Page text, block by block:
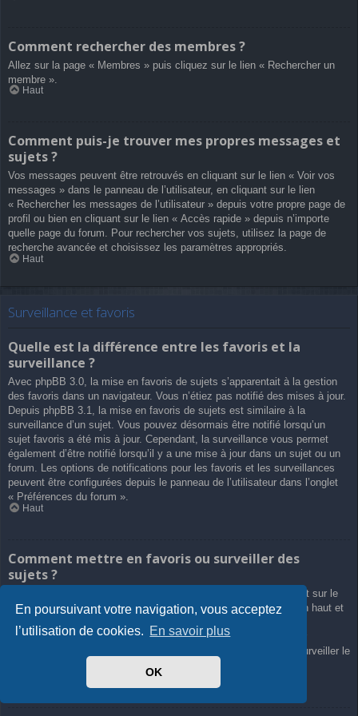
En poursuivant votre navigation, vous acceptez
l’utilisation de cookies. En savoir plus
OK
Comment rechercher des membres ?
Allez sur la page « Membres » puis cliquez sur le lien « Rechercher un
membre ».
Haut
Comment puis-je trouver mes propres messages et
sujets ?
Vos messages peuvent être retrouvés en cliquant sur le lien « Voir vos
messages » dans le panneau de l’utilisateur, en cliquant sur le lien
« Rechercher les messages de l’utilisateur » depuis votre propre page de
profil ou bien en cliquant sur le lien « Accès rapide » depuis n’importe
quelle page du forum. Pour rechercher vos sujets, utilisez la page de
recherche avancée et choisissez les paramètres appropriés.
Haut
Surveillance et favoris
Quelle est la différence entre les favoris et la
surveillance ?
Avec phpBB 3.0, la mise en favoris de sujets s’apparentait à la gestion
des favoris dans un navigateur. Vous n’étiez pas notifié des mises à jour.
Depuis phpBB 3.1, la mise en favoris de sujets est similaire à la
surveillance d’un sujet. Vous pouvez désormais être notifié lorsqu’un
sujet favoris a été mis à jour. Cependant, la surveillance vous permet
également d’être notifié lorsqu’il y a une mise à jour dans un sujet ou un
forum. Les options de notifications pour les favoris et les surveillances
peuvent être configurées depuis le panneau de l’utilisateur dans l’onglet
« Préférences du forum ».
Haut
Comment mettre en favoris ou surveiller des
sujets ?
Vous pouvez ajouter aux favoris ou surveiller un sujet en cliquant sur le
lien approprié dans le menu « Outils de sujet », souvent placé en haut et
Répondre à un sujet en cochant la case du formulaire « M’avertir
lorsqu’une réponse est postée » vous permettra également de surveiller le